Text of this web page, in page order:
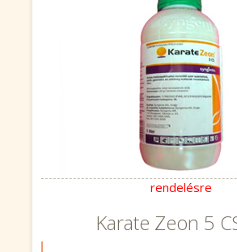
rendelésre
Karate Zeon 5